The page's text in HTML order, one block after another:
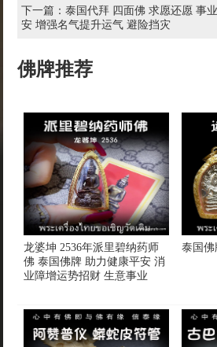
下一篇：泰国代拜 四面佛 求愿还愿 事
安 增强名气提升运气 避险挡灾
佛牌推荐
龙婆坤 2536年派里碧纳药师
佛 泰国佛牌 助力健康平安 消
业障增运势招财 生意事业
泰国佛